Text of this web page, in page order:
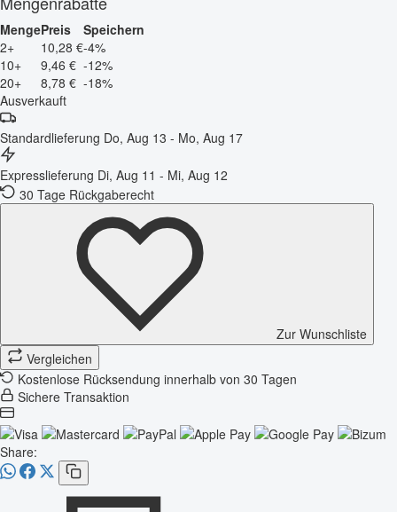
MengePreis
Speichern
2+
10,28 €-4%
10+
9,46 € -12%
20+
8,78 € -18%
Ausverkauft
Standardlieferung Do, Aug 13 - Mo, Aug 17
Expresslieferung Di, Aug 11 - Mi, Aug 12
30 Tage Rückgaberecht
Zur Wunschliste
Vergleichen
Kostenlose Rücksendung innerhalb von 30 Tagen
Sichere Transaktion
Share: